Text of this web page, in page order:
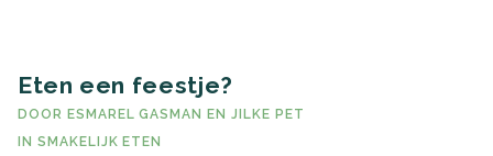
Eten een feestje?
DOOR ESMAREL GASMAN ENJILKE PET
IN SMAKELIJK ETEN